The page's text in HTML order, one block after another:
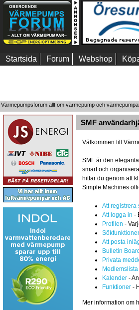
Startsida Forum Webshop
Värmepumpsforum allt om värmepump och
SMF
Välkommen till
SMF är den
smart och
hittar du genom att
Simple Machines
Att registrera
Att logga in -
Profilen -
Att posta
Bulletin
Privata
Medlemslista
Kalender -
Funktioner -
Mer information om